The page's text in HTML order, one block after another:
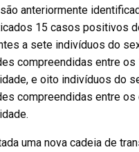
anteriormente
15 casos positivos
a sete indivíduos do
compreendidas entre os
e oito indivíduos do
compreendidas entre
uma nova cadeia de